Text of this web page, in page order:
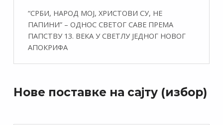
“СРБИ, НАРОД МОЈ, ХРИСТОВИ СУ, НЕ
ПАПИНИ” – ОДНОС СВЕТОГ САВЕ ПРЕМА
ПАПСТВУ 13. ВЕКА У СВЕТЛУ ЈЕДНОГ НОВОГ
АПОКРИФА
Нове поставке на сајту (избор)